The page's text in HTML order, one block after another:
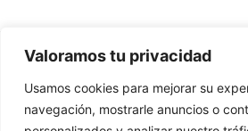
Valoramos tu privacidad
Usamos cookies para mejorar su
navegación, mostrarle anuncios o
Redes Cristianas
Una mirada alternativa sobre la Iglesia
- Colectivos de Redes Cristianas